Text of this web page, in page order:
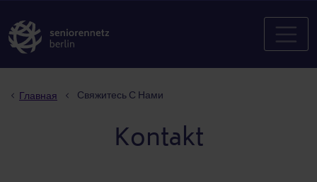
Главная Свяжитесь С Нами
Kontakt